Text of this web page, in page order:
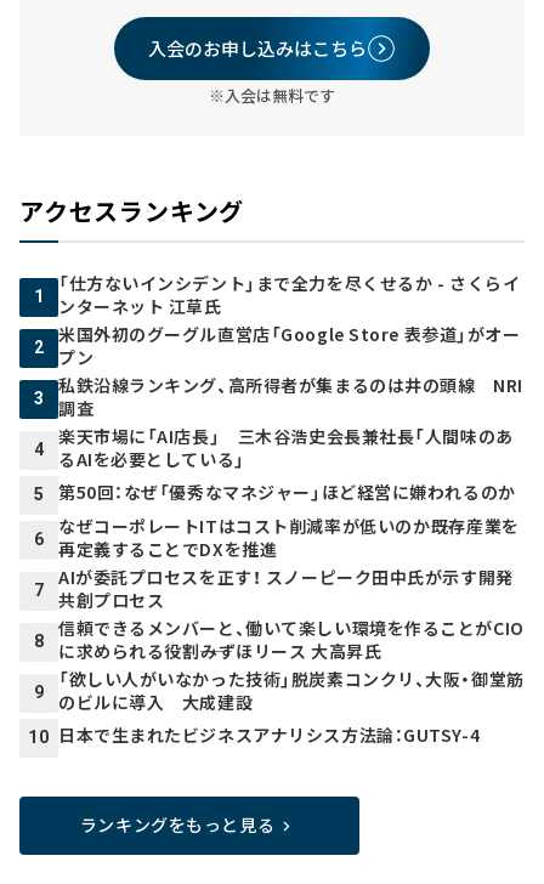
入会のお申し込みはこちら
※入会は無料です
アクセスランキング
1
「仕方ないインシデント」まで全力を尽くせるか - さくらイ
ンターネット 江草氏
2
米国外初のグーグル直営店「Google Store 表参道」がオー
プン
3
私鉄沿線ランキング、高所得者が集まるのは井の頭線 NRI
調査
4
楽天市場に「AI店長」 三木谷浩史会長兼社長「人間味のあ
るAIを必要としている」
5 第50回：なぜ「優秀なマネジャー」ほど経営に嫌われるのか
6
なぜコーポレートITはコスト削減率が低いのか――既存産業を
再定義することでDXを推進
7
AIが委託プロセスを正す！ スノーピーク田中氏が示す開発
共創プロセス
8
信頼できるメンバーと、働いて楽しい環境を作ることがCIO
に求められる役割――みずほリース 大高昇氏
9
「欲しい人がいなかった技術」脱炭素コンクリ、大阪・御堂筋
のビルに導入 大成建設
10 日本で生まれたビジネスアナリシス方法論：GUTSY-4
ランキングをもっと見る